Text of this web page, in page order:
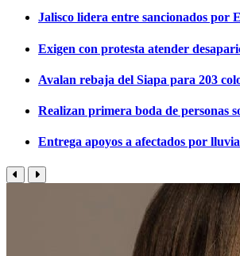
Jalisco lidera entre sancionados por
Exigen con protesta atender
Avalan rebaja del Siapa para 203
Realizan primera boda de personas
Entrega apoyos a afectados por